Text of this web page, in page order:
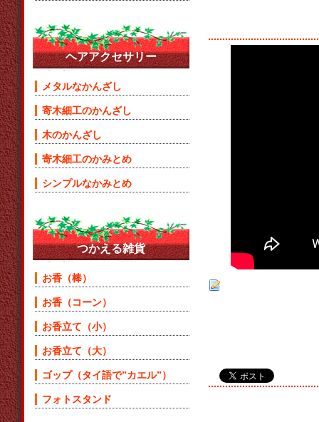
ヘアアクセサリー
メタルなかんざし
寄木細工のかんざし
木のかんざし
寄木細工のかみとめ
シンプルなかみとめ
つかえる雑貨
お香（棒）
お香（コーン）
お香立て（小）
お香立て（大）
ゴップ（タイ語で”カエル”）
フォトスタンド